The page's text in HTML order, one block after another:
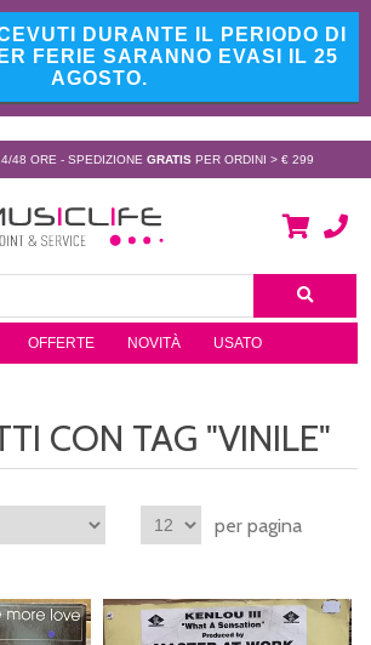
DURANTE IL PERIODO DI
FERIE SARANNO EVASI IL 25
AGOSTO.
48 ORE - SPEDIZIONE GRATIS PER ORDINI > € 299
OFFERTE NOVITÀ USATO
CON TAG "VINILE"
per pagina